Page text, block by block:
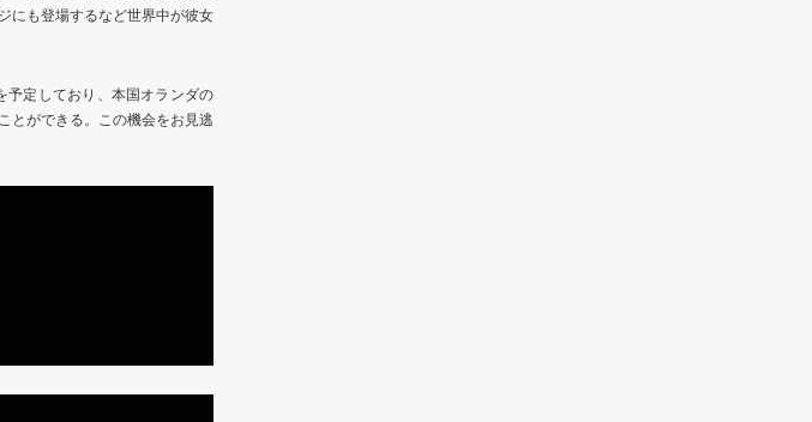
にも登場するなど世界中が彼女
予定しており、本国オランダの
とができる。この機会をお見逃